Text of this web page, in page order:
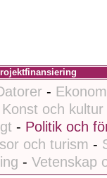
-
Konst och kultur
- Politik och
och turism -
- Vetenskap